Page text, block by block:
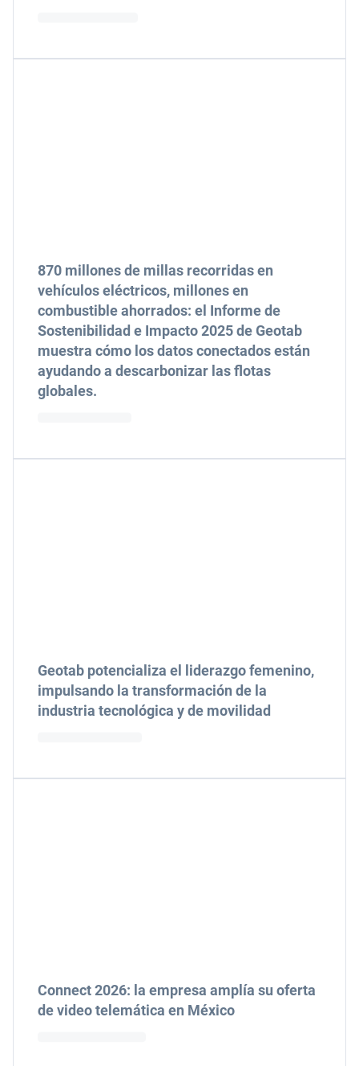
870 millones de millas recorridas en
vehículos eléctricos, millones en
combustible ahorrados: el Informe de
Sostenibilidad e Impacto 2025 de Geotab
muestra cómo los datos conectados están
ayudando a descarbonizar las flotas
globales.
Geotab potencializa el liderazgo femenino,
impulsando la transformación de la
industria tecnológica y de movilidad
Connect 2026: la empresa amplía su oferta
de video telemática en México